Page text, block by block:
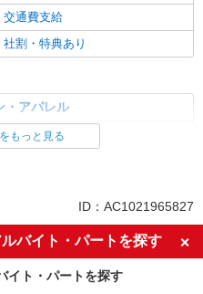
交通費支給
社割・特典あり
・アパレル
雑貨・コスメ販売
週2～3日勤務OK
副業・WワークOK
社会保険あり
もっと見る
ID：AC1021965827
バイト・パートを探す
イト・パートを探す